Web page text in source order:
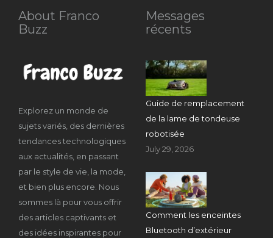
About Franco
Buzz
Explorez un monde de
sujets variés, des dernières
tendances technologiques
aux actualités, en passant
par le style de vie, la mode,
et bien plus encore. Nous
sommes là pour vous offrir
des articles captivants et
des idées inspirantes pour
Messages
récents
Guide de remplacement
de la lame de tondeuse
robotisée
July 29, 2026
Comment les enceintes
Bluetooth d’extérieur